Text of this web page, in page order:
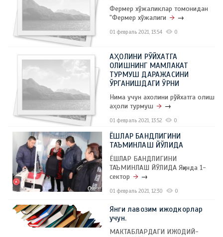
Фермер хўжаликлар томонидан
"Фермер хўжалиги
→
01 февраль 2021, 13:54 0
АҲОЛИНИ РЎЙХАТГА
ОЛИШНИНГ МАМЛАКАТ
ТУРМУШ ДАРАЖАСИНИ
ЎРГАНИШДАГИ ЎРНИ
Нима учун ахолини рўйxатга олиш
аҳоли турмуш
→
01 февраль 2021, 13:52 0
ЁШЛАР БАНДЛИГИНИ
ТАЪМИНЛАШ ЙЎЛИДА
ЁШЛАР БАНДЛИГИНИ
ТАЪМИНЛАШ ЙЎЛИДА Яқинда 1-
сектор
→
01 февраль 2021, 12:30 0
Янги лавозим ижодкорлар
учун.
МАКТАБЛАРДАГИ ИЖОДИЙ-